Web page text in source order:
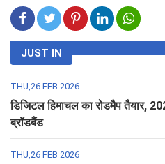
JUST IN
THU,26 FEB 2026
डिजिटल हिमाचल का रोडमैप तैयार,
ब्रॉडबैंड
THU,26 FEB 2026